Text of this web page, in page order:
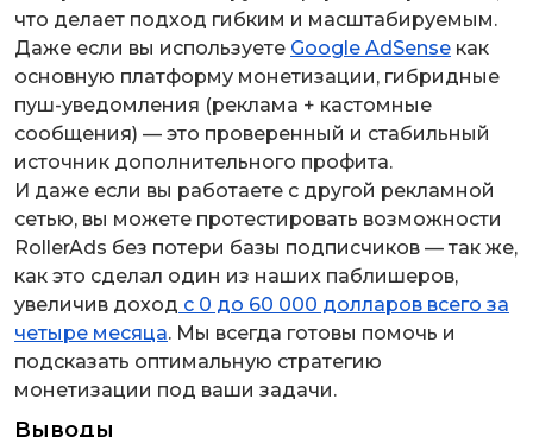
что делает подход гибким и масштабируемым.
Даже если вы используете Google AdSense как
основную платформу монетизации, гибридные
пуш-уведомления (реклама + кастомные
сообщения) — это проверенный и стабильный
источник дополнительного профита.
И даже если вы работаете с другой рекламной
сетью, вы можете протестировать возможности
RollerAds без потери базы подписчиков — так же,
как это сделал один из наших паблишеров,
увеличив доход с 0 до 60 000 долларов всего за
четыре месяца. Мы всегда готовы помочь и
подсказать оптимальную стратегию
монетизации под ваши задачи.
Выводы